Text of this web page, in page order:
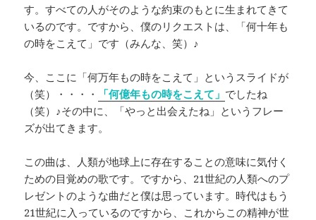
す。すべての人がそのような約束のもとに生まれてきて
いるのです。ですから、僕のリクエストは、「何十年も
の時をこえて」です（みんな、笑）♪
今、ここに「何万年もの時をこえて」というスライドが
（笑）・・・・
「何億年もの時をこえて」 でしたね
（笑）♪その中に、「やっと出会えたね」というフレー
ズが出てきます。
この曲は、人類が地球上に存在することの意味に気付く
ための目覚めの歌です。ですから、21世紀の人類へのプ
レゼントのような曲だと僕は思っています。時代はもう
21世紀に入っているのですから、これからこの精神が世